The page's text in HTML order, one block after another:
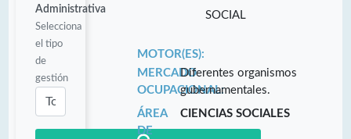
Administrativa
Selecciona
el tipo
de
gestión
SOCIAL
MOTOR(ES):
MERCADO
OCUPACIONAL:
Diferentes organismos
gubernamentales.
ÁREA
DE
CIENCIAS SOCIALES